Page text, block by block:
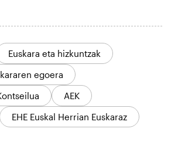
Euskara eta hizkuntzak
egoera
AEK
EHE Euskal Herrian Euskaraz